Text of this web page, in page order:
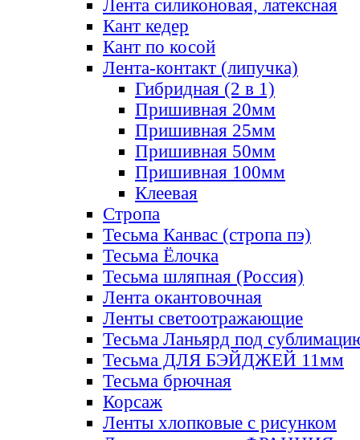
Лента силиконовая, латексная
Кант кедер
Кант по косой
Лента-контакт (липучка)
Гибридная (2 в 1)
Пришивная 20мм
Пришивная 25мм
Пришивная 50мм
Пришивная 100мм
Клеевая
Стропа
Тесьма Канвас (стропа пэ)
Тесьма Ёлочка
Тесьма шляпная (Россия)
Лента окантовочная
Ленты светоотражающие
Тесьма Ланьярд под
Тесьма ДЛЯ БЭЙДЖЕЙ 11мм
Тесьма брючная
Корсаж
Ленты хлопковые с рисунком